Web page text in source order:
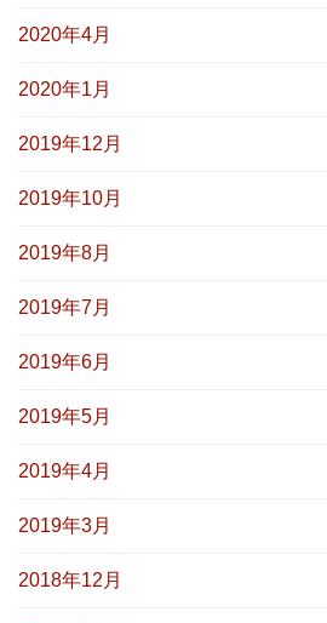
2020年4月
2020年1月
2019年12月
2019年10月
2019年8月
2019年7月
2019年6月
2019年5月
2019年4月
2019年3月
2018年12月